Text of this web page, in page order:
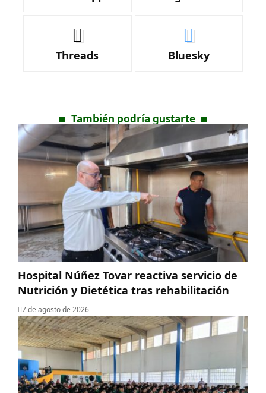
Threads Bluesky
También podría gustarte
Hospital Núñez Tovar reactiva servicio de
Nutrición y Dietética tras rehabilitación
7 de agosto de 2026